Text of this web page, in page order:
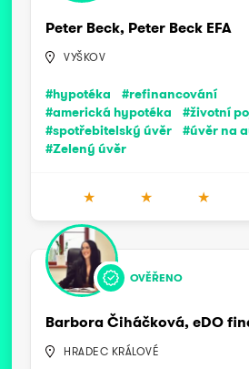
Peter Beck, Peter Beck EFA
VYŠKOV
#hypotéka
#refinancování
#americká hypotéka
#životní
#spotřebitelský úvěr
#úvěr na
#Zelený úvěr
★ ★ ★
OVĚŘENO
Barbora Čiháčková, eDO
HRADEC KRÁLOVÉ